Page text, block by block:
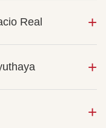
Real